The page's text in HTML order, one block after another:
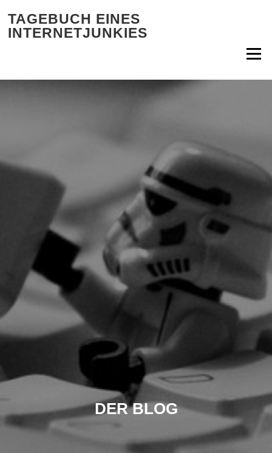
TAGEBUCH EINES
INTERNETJUNKIES
Menü
DER BLOG